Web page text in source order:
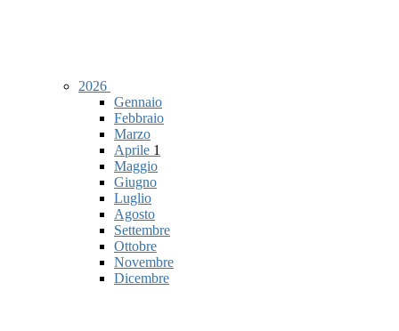
2026
Gennaio
Febbraio
Marzo
Aprile 1
Maggio
Giugno
Luglio
Agosto
Settembre
Ottobre
Novembre
Dicembre